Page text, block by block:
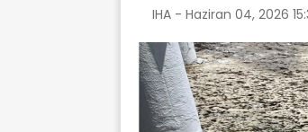
IHA - Haziran 04, 2026